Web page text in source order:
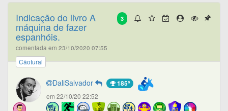
3
Indicação do livro A
máquina de fazer
espanhóis.
comentada em 23/10/2020 07:55
Cãotural
DaliSalvador 185º
em 22/10/20 22:52